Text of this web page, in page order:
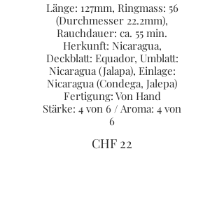
Länge: 127mm, Ringmass: 56
(Durchmesser 22.2mm),
Rauchdauer: ca. 55 min.
Herkunft: Nicaragua,
Deckblatt: Equador, Umblatt:
Nicaragua (Jalapa), Einlage:
Nicaragua (Condega, Jalepa)
Fertigung: Von Hand
Stärke: 4 von 6 / Aroma: 4 von
6
CHF 22